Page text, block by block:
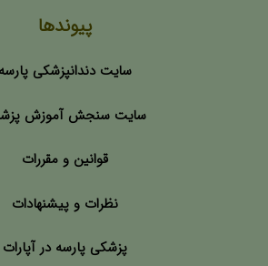
پیوندها
سایت دندانپزشکی پارسه
سایت سنجش آموزش
قوانین و مقررات
نظرات و پیشنهادات
پزشکی پارسه در آپارات